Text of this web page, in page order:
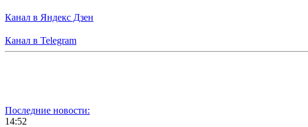
Канал в Яндекс Дзен
Канал в Telegram
Последние новости:
14:52